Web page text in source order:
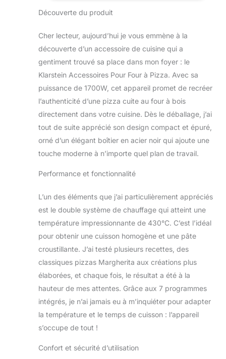
Boîtier en Acier
Noir
simple : Affichage
numérique, contrôle
de la température et
de la durée pour ce
four à pizza
électrique, offrant
une utilisation facile
Heating System :
Des pizzas
croustillantes
depuis votre propre
à pizza innovant et
toutes les envies : 7
programmes +
fonction mémoire
pour une utilisation
optimale. Sécurité
optimale : Aucun
avec ce four à pizza
électrique et sa
poignée cool-touch
et porte en verre à 3
Découverte du produit
Cher lecteur, aujourd’hui je vous emmène à la
découverte d’un accessoire de cuisine qui a
gentiment trouvé sa place dans mon foyer : le
Klarstein Accessoires Pour Four à Pizza. Avec sa
puissance de 1700W, cet appareil promet de recréer
l’authenticité d’une pizza cuite au four à bois
directement dans votre cuisine. Dès le déballage, j’ai
tout de suite apprécié son design compact et épuré,
orné d’un élégant boîtier en acier noir qui ajoute une
touche moderne à n’importe quel plan de travail.
Performance et fonctionnalité
L’un des éléments que j’ai particulièrement appréciés
est le double système de chauffage qui atteint une
température impressionnante de 430°C. C’est l’idéal
pour obtenir une cuisson homogène et une pâte
croustillante. J’ai testé plusieurs recettes, des
classiques pizzas Margherita aux créations plus
élaborées, et chaque fois, le résultat a été à la
hauteur de mes attentes. Grâce aux 7 programmes
intégrés, je n’ai jamais eu à m’inquiéter pour adapter
la température et le temps de cuisson : l’appareil
s’occupe de tout !
Confort et sécurité d’utilisation